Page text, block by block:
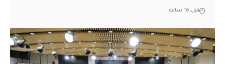
قبل 16 ساعة